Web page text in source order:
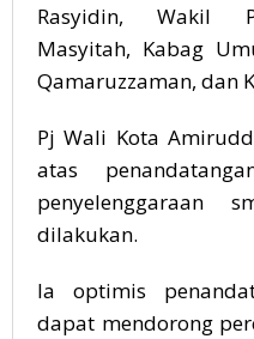
Rasyidin, Wakil
Masyitah, Kabag
Qamaruzzaman, dan
Pj Wali Kota
atas
dilakukan.
Ia optimis
dapat mendorong